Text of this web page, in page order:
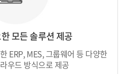
모든 솔루션 제공
ERP, MES, 그룹웨어 등 다양한
우드 방식으로 제공